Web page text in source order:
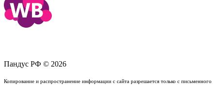
Пандус РФ © 2026
Копирование и распространение информации с сайта разрешается только с письменного